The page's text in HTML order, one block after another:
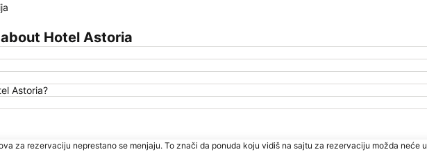
Hotel Astoria
Astoria?
za rezervaciju neprestano se menjaju. To znači da ponuda koju vidiš na sajtu za rezervaciju možda neće